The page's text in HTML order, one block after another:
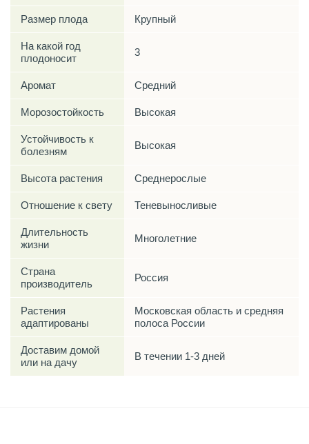
Размер плода Крупный
На какой год
плодоносит
3
Аромат Средний
Морозостойкость Высокая
Устойчивость к
болезням
Высокая
Высота растения Среднерослые
Отношение к свету Теневыносливые
Длительность
жизни
Многолетние
Страна
производитель
Россия
Растения
адаптированы
Московская область и средняя
полоса России
Доставим домой
или на дачу
В течении 1-3 дней